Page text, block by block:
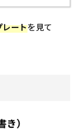
レートを見て